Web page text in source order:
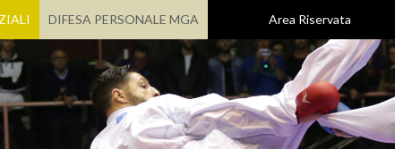
DIFESA PERSONALE MGA Area Riservata